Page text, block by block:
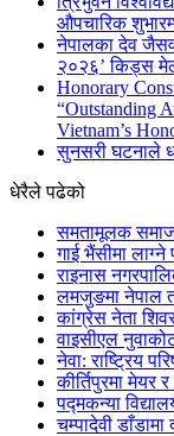
औपचारिक
नेपालका देव
२०२६’ किड्स मेल
Honorary
“Outstanding
Vietnam’s
सुनसरी घटनाले
धेरैले पढेको
समतामूलक
गाई भैंसीमा
राइनास
लमजुङमा नेपाल
कांग्रेस नेता
वाइसीएल
नेवा: राष्ट्रिय
कीर्तिपुरमा मेयर
पद्मकन्या
चम्पादेवी